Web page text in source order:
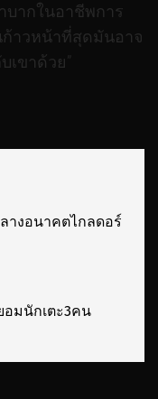
ากในอาชีพการ
าวหน้าที่สุดมันอาจ
ขาด้วย”
างอนาคตไกลดอร์
อมนักเตะ3คน